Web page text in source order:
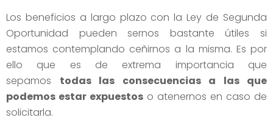
Los beneficios a largo plazo con la Ley de Segunda
Oportunidad pueden sernos bastante útiles si
estamos contemplando ceñirnos a la misma. Es por
ello que es de extrema importancia que
sepamos todas las consecuencias a las que
podemos estar expuestos o atenernos en caso de
solicitarla.